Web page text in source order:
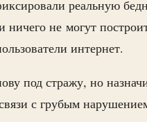
реальную
не могут
интернет.
под стражу, но
с грубым